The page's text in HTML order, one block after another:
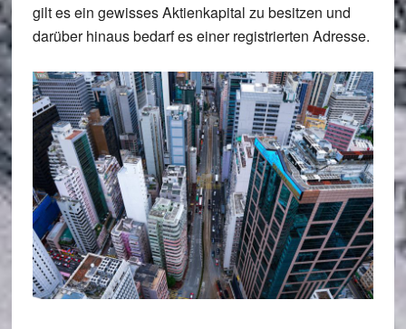
gilt es ein gewisses Aktienkapital zu besitzen und
darüber hinaus bedarf es einer registrierten Adresse.